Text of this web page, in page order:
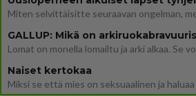
GALLUP: Mikä on
Naiset kertokaa